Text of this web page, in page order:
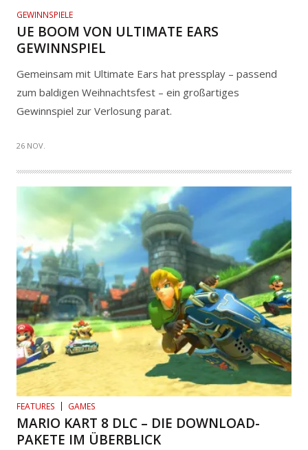
GEWINNSPIELE
UE BOOM VON ULTIMATE EARS
GEWINNSPIEL
Gemeinsam mit Ultimate Ears hat pressplay – passend
zum baldigen Weihnachtsfest – ein großartiges
Gewinnspiel zur Verlosung parat.
26 NOV.
FEATURES GAMES
MARIO KART 8 DLC – DIE DOWNLOAD-
PAKETE IM ÜBERBLICK